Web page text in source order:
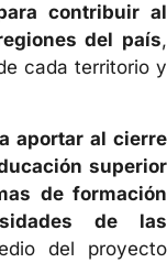
contribuir al
del país,
cada territorio y
aportar al cierre
superior
de formación
de las
del proyecto